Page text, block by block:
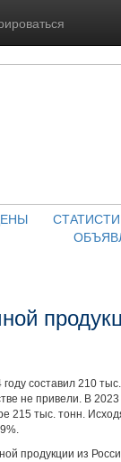
составил 210
не привели. В
215 тыс. тонн.
продукции из